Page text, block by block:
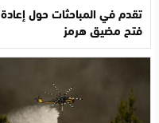
تقدم في المباحثات حول إعادة
فتح مضيق هرمز